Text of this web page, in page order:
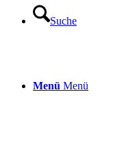
Suche
Menü Menü